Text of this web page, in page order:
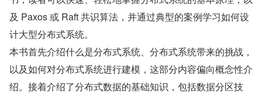
及 Paxos 或 Raft 共识算法，并通过典型的案例学习如何设
计大型分布式系统。
本书首先介绍什么是分布式系统、分布式系统带来的挑战，
以及如何对分布式系统进行建模，这部分内容偏向概念性介
绍。接着介绍了分布式数据的基础知识，包括数据分区技